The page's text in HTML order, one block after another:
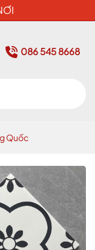
HÃNG
086 545 8668
Quốc